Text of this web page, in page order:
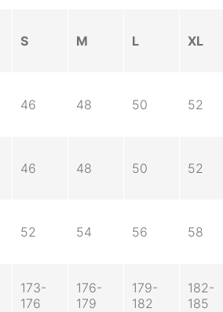
S M L XL
46 48 50 52
46 48 50 52
52 54 56 58
173-
176
176-
179
179-
182
182-
185